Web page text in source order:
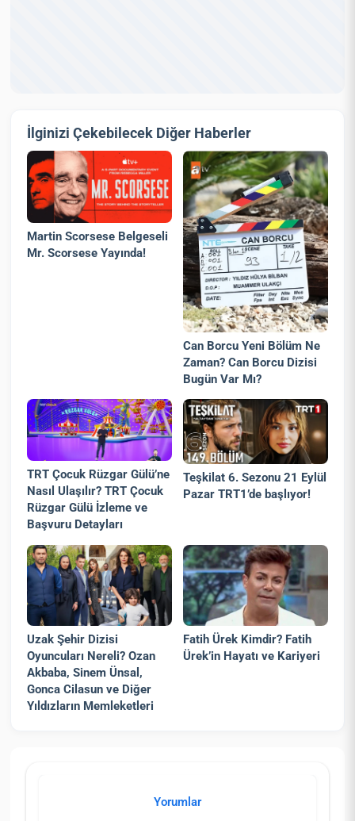
İlginizi Çekebilecek Diğer Haberler
Martin Scorsese Belgeseli
Mr. Scorsese Yayında!
Can Borcu Yeni Bölüm Ne
Zaman? Can Borcu Dizisi
Bugün Var Mı?
TRT Çocuk Rüzgar Gülü’ne
Nasıl Ulaşılır? TRT Çocuk
Rüzgar Gülü İzleme ve
Başvuru Detayları
Teşkilat 6. Sezonu 21 Eylül
Pazar TRT1’de başlıyor!
Uzak Şehir Dizisi
Oyuncuları Nereli? Ozan
Akbaba, Sinem Ünsal,
Gonca Cilasun ve Diğer
Yıldızların Memleketleri
Fatih Ürek Kimdir? Fatih
Ürek’in Hayatı ve Kariyeri
Yorumlar